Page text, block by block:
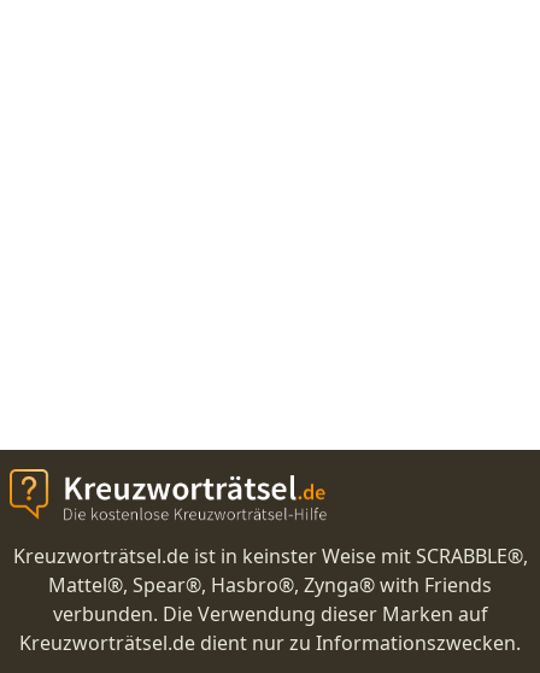
Kreuzworträtsel.de ist in keinster Weise mit SCRABBLE®,
Mattel®, Spear®, Hasbro®, Zynga® with Friends
verbunden. Die Verwendung dieser Marken auf
Kreuzworträtsel.de dient nur zu Informationszwecken.